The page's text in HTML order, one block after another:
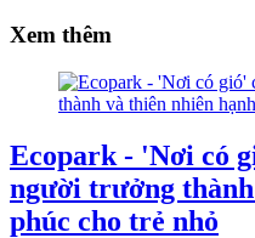
Xem thêm
Ecopark - 'Nơi có
người trưởng
phúc cho trẻ nhỏ